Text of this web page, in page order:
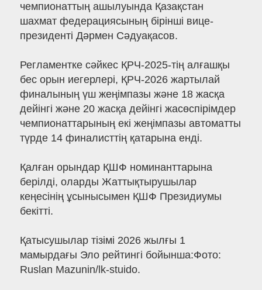
чемпионаттың ашылуында Қазақстан
шахмат федерациясының бірінші вице-
президенті Дәрмен Сәдуақасов.
Регламентке сәйкес ҚРЧ-2025-тің алғашқы
бес орын иегерлері, ҚРЧ-2026 жартылай
финалының үш жеңімпазы және 18 жасқа
дейінгі және 20 жасқа дейінгі жасөспірімдер
чемпионаттарының екі жеңімпазы автоматты
түрде 14 финалисттің қатарына енді.
Қалған орындар ҚШФ номинанттарына
берілді, оларды Жаттықтырушылар
кеңесінің ұсынысымен ҚШФ Президиумы
бекітті.
Қатысушылар тізімі 2026 жылғы 1
мамырдағы Эло рейтингі бойынша:Фото:
Ruslan Mazunin/lk-stuido.